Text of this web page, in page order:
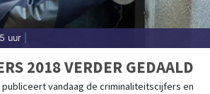
uur
2018 VERDER GEDAALD
publiceert vandaag de criminaliteitscijfers en